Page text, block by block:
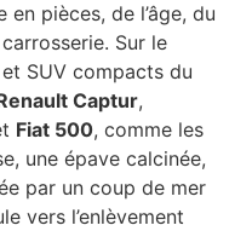
en pièces, de l’âge, du
Sur le
SUV compacts du
Captur,
Fiat 500, comme les
une épave calcinée,
par un coup de mer
vers l’enlèvement